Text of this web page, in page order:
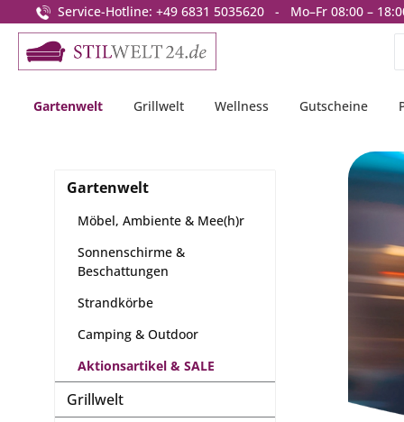
Zur Hauptnavigation springen
Service-Hotline: +49 6831 5035620 - Mo–Fr 08:00 –
Gartenwelt Grillwelt Wellness Gutscheine
Gartenwelt
Möbel, Ambiente & Mee(h)r
Sonnenschirme &
Beschattungen
Strandkörbe
Camping & Outdoor
Aktionsartikel & SALE
Grillwelt